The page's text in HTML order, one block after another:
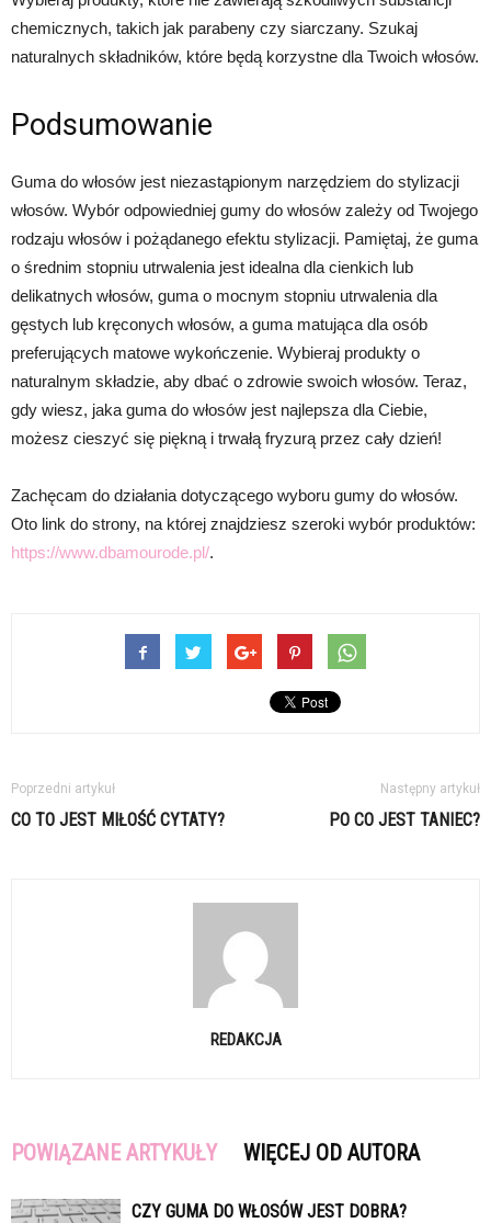
chemicznych, takich jak parabeny czy siarczany. Szukaj
naturalnych składników, które będą korzystne dla Twoich włosów.
Podsumowanie
Guma do włosów jest niezastąpionym narzędziem do stylizacji
włosów. Wybór odpowiedniej gumy do włosów zależy od Twojego
rodzaju włosów i pożądanego efektu stylizacji. Pamiętaj, że guma
o średnim stopniu utrwalenia jest idealna dla cienkich lub
delikatnych włosów, guma o mocnym stopniu utrwalenia dla
gęstych lub kręconych włosów, a guma matująca dla osób
preferujących matowe wykończenie. Wybieraj produkty o
naturalnym składzie, aby dbać o zdrowie swoich włosów. Teraz,
gdy wiesz, jaka guma do włosów jest najlepsza dla Ciebie,
możesz cieszyć się piękną i trwałą fryzurą przez cały dzień!
Zachęcam do działania dotyczącego wyboru gumy do włosów.
Oto link do strony, na której znajdziesz szeroki wybór produktów:
https://www.dbamourode.pl/.
Poprzedni artykuł
CO TO JEST MIŁOŚĆ CYTATY?
Następny artykuł
PO CO JEST TANIEC?
REDAKCJA
POWIĄZANE ARTYKUŁY WIĘCEJ OD AUTORA
CZY GUMA DO WŁOSÓW JEST DOBRA?